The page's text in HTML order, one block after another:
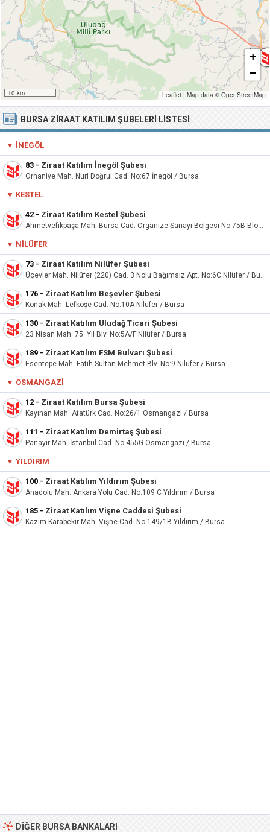
10 km
+
−
Leaflet | Map data ©OpenStreetMap
BURSA ZIRAAT KATILIM ŞUBELERI LISTESI
▼ İNEGÖL
83 - Ziraat Katılım İnegöl Şubesi
Orhaniye Mah. Nuri Doğrul Cad. No:67 İnegöl / Bursa
▼ KESTEL
42 - Ziraat Katılım Kestel Şubesi
Ahmetvefikpaşa Mah. Bursa Cad. Organize Sanayi Bölgesi No:75B Blok Kestel / Bursa
▼ NILÜFER
73 - Ziraat Katılım Nilüfer Şubesi
Üçevler Mah. Nilüfer (220) Cad. 3 Nolu Bağımsız Apt. No:6C Nilüfer / Bursa
176 - Ziraat Katılım Beşevler Şubesi
Konak Mah. Lefkoşe Cad. No:10A Nilüfer / Bursa
130 - Ziraat Katılım Uludağ Ticari Şubesi
23 Nisan Mah. 75. Yıl Blv. No:5A/F Nilüfer / Bursa
189 - Ziraat Katılım FSM Bulvarı Şubesi
Esentepe Mah. Fatih Sultan Mehmet Blv. No:9 Nilüfer / Bursa
▼ OSMANGAZI
12 - Ziraat Katılım Bursa Şubesi
Kayıhan Mah. Atatürk Cad. No:26/1 Osmangazi / Bursa
111 - Ziraat Katılım Demirtaş Şubesi
Panayır Mah. İstanbul Cad. No:455G Osmangazi / Bursa
▼ YILDIRIM
100 - Ziraat Katılım Yıldırım Şubesi
Anadolu Mah. Ankara Yolu Cad. No:109 C Yıldırım / Bursa
185 - Ziraat Katılım Vişne Caddesi Şubesi
Kazım Karabekir Mah. Vişne Cad. No:149/1B Yıldırım / Bursa
DIĞER BURSA BANKALARI